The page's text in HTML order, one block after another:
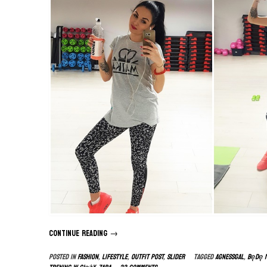
Continue reading “Trening
ciąży
→
Posted inFASHION,LIFESTYLE,OUTFIT POST,slider Taggedagnessgal,będę